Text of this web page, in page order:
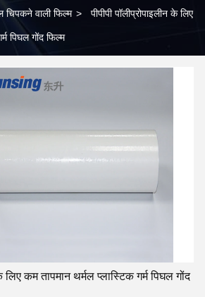
चिपकने वाली फिल्म > पीपीपी पॉलीप्रोपाइलीन के लिए
पिघल गोंद फिल्म
लिए कम तापमान थर्मल प्लास्टिक गर्म पिघल गोंद